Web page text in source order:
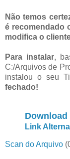
Não temos
é recomendado
modifica o
Para instalar,
C:/Arquivos de
instalou o seu
fechado!
Download
Link
Scan do Arquivo